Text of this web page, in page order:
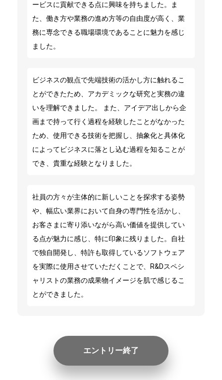
ービスに貢献できる点に興味を持ちました。ま
た、働き方や業務の進め方等の自由度が高く、業
務に専念できる職場環境であることに魅力を感じ
ました。
ビジネスの観点で先端技術の活かし方に触れるこ
とができたため、アカデミックな研究と実務の違
いを理解できました。 また、アイデア出しから企
画まで持って行く過程を経験したことがなかった
ため、使用できる技術を把握し、抽象化と具体化
によってビジネスに落とし込む過程を知ることが
でき、貴重な経験となりました。
社員の方々が主体的に新しいことを探求する姿勢
や、幅広い業界において自身の専門性を活かし、
お客さまに寄り添いながら高い価値を提供してい
る点が魅力に感じ、特に印象に残りました。自社
で独自開発し、特許も取得しているソフトウェア
を実際に使用させていただくことで、R&Dスペシ
ャリストの業務の成果物イメージを肌で感じるこ
とができました。
エントリー終了